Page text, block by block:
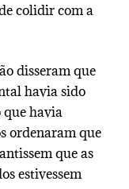
colidir com a
disseram que
havia sido
havia
ordenaram que
que as
estivessem